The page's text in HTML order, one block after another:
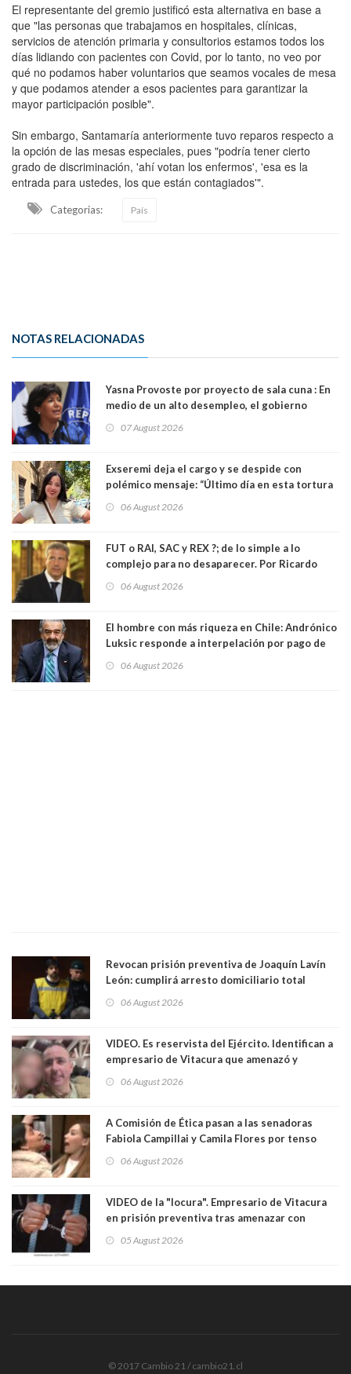
El representante del gremio justificó esta alternativa en base a
que "las personas que trabajamos en hospitales, clínicas,
servicios de atención primaria y consultorios estamos todos los
días lidiando con pacientes con Covid, por lo tanto, no veo por
qué no podamos haber voluntarios que seamos vocales de mesa
y que podamos atender a esos pacientes para garantizar la
mayor participación posible".
Sin embargo, Santamaría anteriormente tuvo reparos respecto a
la opción de las mesas especiales, pues "podría tener cierto
grado de discriminación, 'ahí votan los enfermos', 'esa es la
entrada para ustedes, los que están contagiados'".
Categorias: País
NOTAS RELACIONADAS
Yasna Provoste por proyecto de sala cuna : En
medio de un alto desempleo, el gobierno
07 August 2026
Exseremi deja el cargo y se despide con
polémico mensaje: “Último día en esta tortura
06 August 2026
FUT o RAI, SAC y REX ?; de lo simple a lo
complejo para no desaparecer. Por Ricardo
06 August 2026
El hombre con más riqueza en Chile: Andrónico
Luksic responde a interpelación por pago de
día que me muera”
06 August 2026
Revocan prisión preventiva de Joaquín Lavín
León: cumplirá arresto domiciliario total
06 August 2026
VIDEO. Es reservista del Ejército. Identifican a
empresario de Vitacura que amenazó y
al "ring raja". Se trata de Andrés Arrieta y la
06 August 2026
A Comisión de Ética pasan a las senadoras
Fabiola Campillai y Camila Flores por tenso
06 August 2026
VIDEO de la "locura". Empresario de Vitacura
en prisión preventiva tras amenazar con
Los persiguió en potente camioneta
05 August 2026
© 2017 Cambio 21 / cambio21.cl